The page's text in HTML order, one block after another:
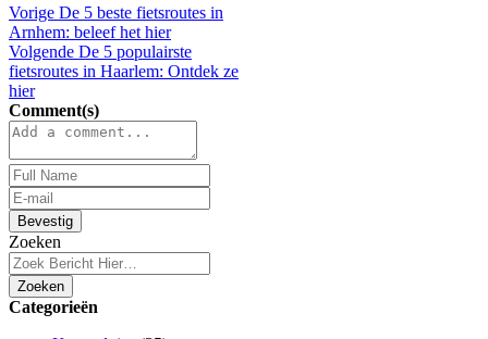
Vorige De 5 beste fietsroutes in
Arnhem: beleef het hier
Volgende De 5 populairste
fietsroutes in Haarlem: Ontdek ze
hier
Comment(s)
Bevestig
Zoeken
Zoeken
Categorieën